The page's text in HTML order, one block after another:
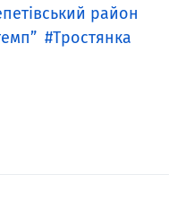
район
Тростянка